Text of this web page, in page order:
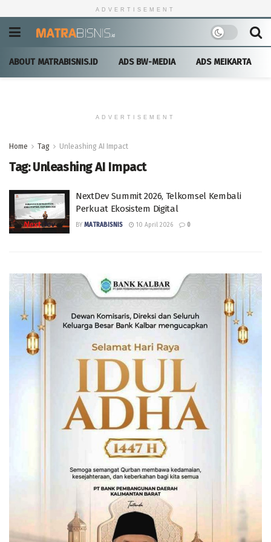
ADVERTISEMENT
ABOUT MATRABISNIS.ID ADS BW-MEDIA ADS MEIKARTA
ADVERTISEMENT
Home Tag Unleashing AI Impact
Tag:Unleashing AI Impact
NextDev Summit 2026, Telkomsel Kembali
Perkuat Ekosistem Digital
BY MATRABISNIS 10 April 2026 0